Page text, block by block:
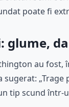
poate fi
glume,
au fost,
sugerat:
tip scund într-